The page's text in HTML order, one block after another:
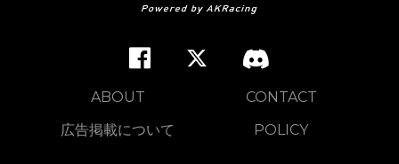
ABOUT
CONTACT
広告掲載について
POLICY